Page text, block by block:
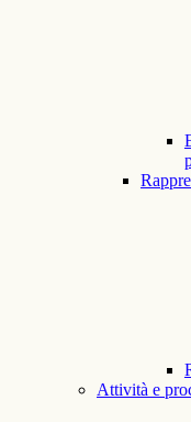
Attività e